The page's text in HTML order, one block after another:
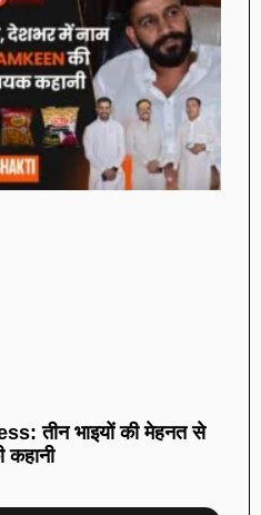
तीन भाइयों की मेहनत से
कहानी